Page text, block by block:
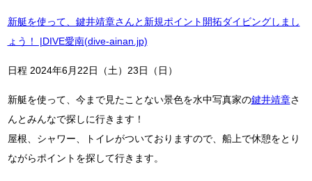
新艇を使って、鍵井靖章さんと新規ポイント開拓ダイビングしまし
ょう！ |DIVE愛南(dive-ainan.jp)
日程 2024年6月22日（土）23日（日）
新艇を使って、今まで見たことない景色を水中写真家の鍵井靖章さ
んとみんなで探しに行きます！
屋根、シャワー、トイレがついておりますので、船上で休憩をとり
ながらポイントを探して行きます。